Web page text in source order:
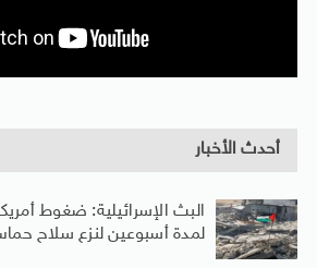
أحدث الأخبار
البث الإسرائيلية: ضغوط
لمدة أسبوعين لنزع سلاح